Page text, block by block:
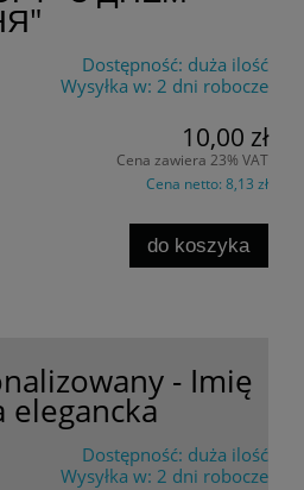
Dostępność: duża ilość
Wysyłka w: 2 dni robocze
10,00 zł
Cena zawiera 23% VAT
Cena netto: 8,13 zł
do koszyka
- Imię
elegancka
Dostępność: duża ilość
Wysyłka w: 2 dni robocze